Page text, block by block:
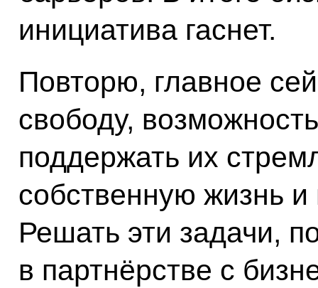
инициатива гаснет.
Повторю, главное
свободу,
поддержать их
собственную жизнь и
Решать эти задачи,
в партнёрстве с